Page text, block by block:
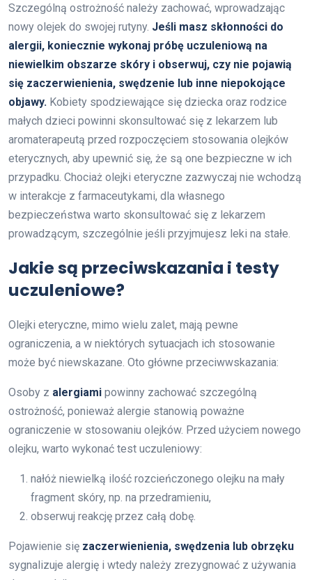
Szczególną ostrożność należy zachować, wprowadzając
nowy olejek do swojej rutyny. Jeśli masz skłonności do
alergii, koniecznie wykonaj próbę uczuleniową na
niewielkim obszarze skóry i obserwuj, czy nie pojawią
się zaczerwienienia, swędzenie lub inne niepokojące
objawy. Kobiety spodziewające się dziecka oraz rodzice
małych dzieci powinni skonsultować się z lekarzem lub
aromaterapeutą przed rozpoczęciem stosowania olejków
eterycznych, aby upewnić się, że są one bezpieczne w ich
przypadku. Chociaż olejki eteryczne zazwyczaj nie wchodzą
w interakcje z farmaceutykami, dla własnego
bezpieczeństwa warto skonsultować się z lekarzem
prowadzącym, szczególnie jeśli przyjmujesz leki na stałe.
Jakie są przeciwskazania i testy
uczuleniowe?
Olejki eteryczne, mimo wielu zalet, mają pewne
ograniczenia, a w niektórych sytuacjach ich stosowanie
może być niewskazane. Oto główne przeciwwskazania:
Osoby z alergiami powinny zachować szczególną
ostrożność, ponieważ alergie stanowią poważne
ograniczenie w stosowaniu olejków. Przed użyciem nowego
olejku, warto wykonać test uczuleniowy:
nałóż niewielką ilość rozcieńczonego olejku na mały
fragment skóry, np. na przedramieniu,
obserwuj reakcję przez całą dobę.
Pojawienie się zaczerwienienia, swędzenia lub obrzęku
sygnalizuje alergię i wtedy należy zrezygnować z używania